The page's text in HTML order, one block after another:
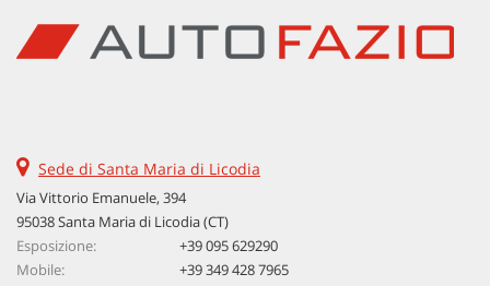
Sede di Santa Maria di Licodia
Via Vittorio Emanuele, 394
95038 Santa Maria di Licodia (CT)
Esposizione:
+39 095 629290
Mobile:
+39 349 428 7965